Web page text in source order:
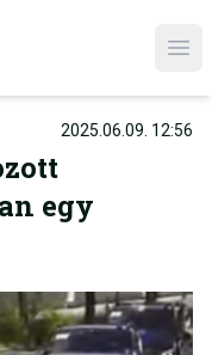
2025.06.09. 12:56
egy